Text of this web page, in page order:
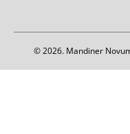
© 2026. Mandiner